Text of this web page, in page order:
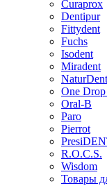
Curaprox
Dentipur
Fittydent
Fuchs
Isodent
Miradent
NaturDent
One
Oral-B
Paro
Pierrot
R.O.C.S.
Wisdom
Товары